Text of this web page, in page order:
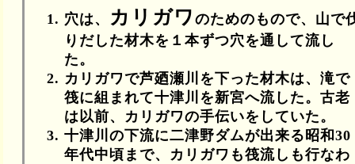
穴は、 カリガワのためのもので、山で
りだした材木を１本ずつ穴を通して流し
た。
カリガワで芦廼瀬川を下った材木は、滝で
筏に組まれて十津川を新宮へ流した。古老
は以前、カリガワの手伝いをしていた。
十津川の下流に二津野ダムが出来る昭和30
年代中頃まで、カリガワも筏流しも行なわ